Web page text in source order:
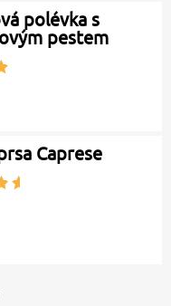
polévka s
pestem
Caprese